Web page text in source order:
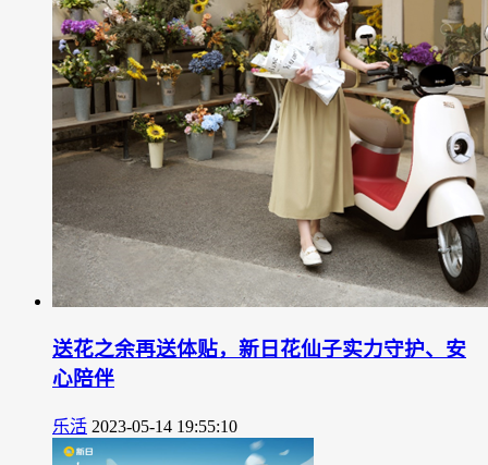
送花之余再送体贴，新日花仙子实力守护、安
心陪伴
乐活 2023-05-14 19:55:10